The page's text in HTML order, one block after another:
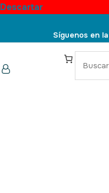
Descartar
Síguenos en
S